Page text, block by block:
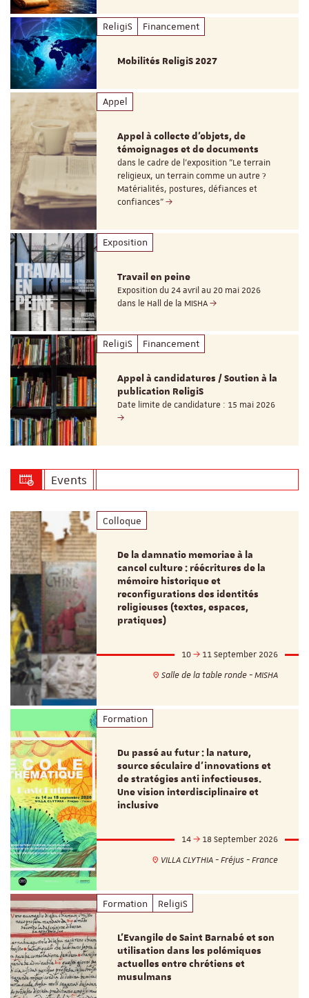
ReligiS Financement
Mobilités ReligiS 2027
Appel
Appel à collecte d'objets, de
témoignages et de documents
dans le cadre de l'exposition "Le terrain
religieux, un terrain comme un autre ?
Matérialités, postures, défiances et
confiances"
Exposition
Travail en peine
Exposition du 24 avril au 20 mai 2026
dans le Hall de la MISHA
ReligiS Financement
Appel à candidatures / Soutien à la
publication ReligiS
Date limite de candidature : 15 mai 2026
Events
Colloque
De la damnatio memoriae à la
cancel culture : réécritures de la
mémoire historique et
reconfigurations des identités
religieuses (textes, espaces,
pratiques)
10
11 September 2026
Salle de la table ronde - MISHA
Formation
Du passé au futur : la nature,
source séculaire d’innovations et
de stratégies anti infectieuses.
Une vision interdisciplinaire et
inclusive
14
18 September 2026
VILLA CLYTHIA - Fréjus - France
Formation ReligiS
L’Evangile de Saint Barnabé et son
utilisation dans les polémiques
actuelles entre chrétiens et
musulmans